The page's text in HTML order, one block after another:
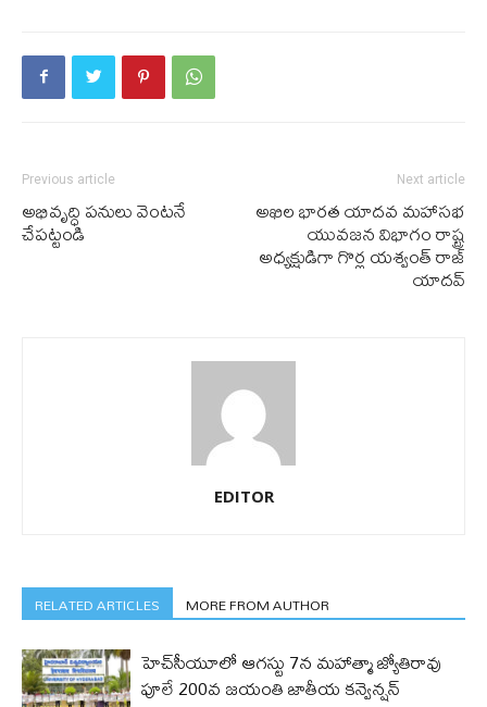
Previous article
అభివృద్ధి పనులు వెంటనే
చేపట్టండి
Next article
అఖిల భారత యాదవ మహాసభ
యువజన విభాగం రాష్ట్ర
అధ్యక్షుడిగా గొర్ల యశ్వంత్ రాజ్
యాదవ్
EDITOR
RELATED ARTICLES MORE FROM AUTHOR
హెచ్‌సీయూలో ఆగస్టు 7న మహాత్మా జ్యోతిరావు
పూలే 200వ జయంతి జాతీయ కన్వెన్షన్